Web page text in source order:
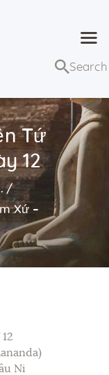
Tứ
12
Xứ –
Ni